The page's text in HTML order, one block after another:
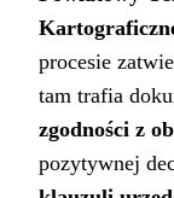
procesie
tam trafia
zgodności z
pozytywnej